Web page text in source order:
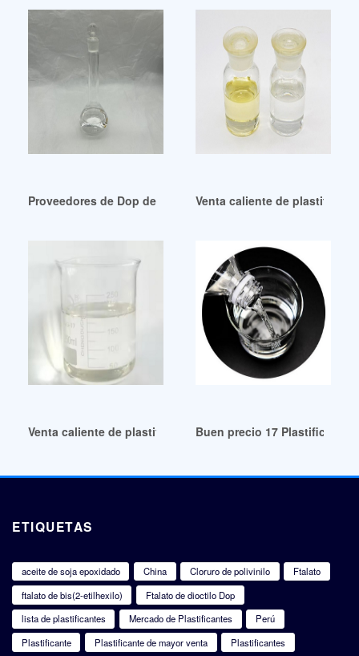
Proveedores de Dop de buena calidad Todos los
Venta caliente de
Venta caliente de plastificantes de ésteres de ftalato en
Buen precio 17
ETIQUETAS
aceite de soja epoxidado China Cloruro de polivinilo
Ftalato
ftalato de bis(2-etilhexilo)
Ftalato de dioctilo Dop
lista de plastificantes
Mercado de Plastificantes
Perú
Plastificante
Plastificante de mayor venta
Plastificantes